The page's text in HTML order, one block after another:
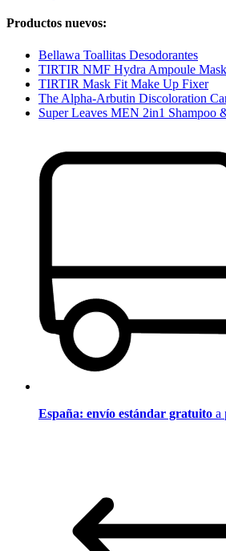
Productos nuevos:
Bellawa Toallitas Desodorantes
TIRTIR NMF Hydra Ampoule Mask
TIRTIR Mask Fit Make Up Fixer
The Alpha-Arbutin Discoloration
Super Leaves MEN 2in1 Shampoo
España: envío estándar gratuito a